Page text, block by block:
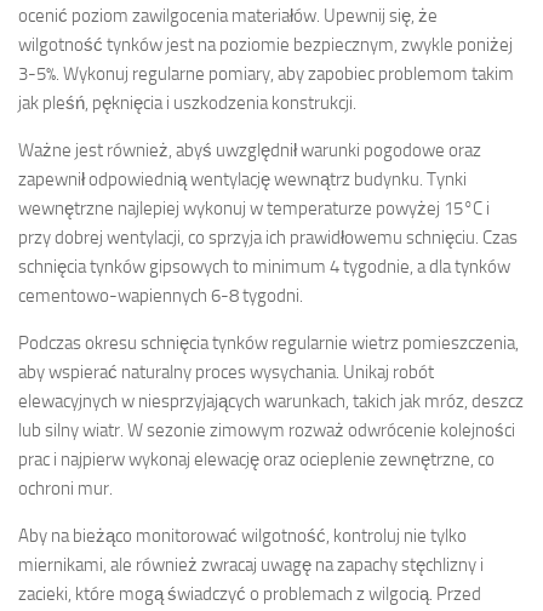
ocenić poziom zawilgocenia materiałów. Upewnij się, że
wilgotność tynków jest na poziomie bezpiecznym, zwykle poniżej
3-5%. Wykonuj regularne pomiary, aby zapobiec problemom takim
jak pleśń, pęknięcia i uszkodzenia konstrukcji.
Ważne jest również, abyś uwzględnił warunki pogodowe oraz
zapewnił odpowiednią wentylację wewnątrz budynku. Tynki
wewnętrzne najlepiej wykonuj w temperaturze powyżej 15°C i
przy dobrej wentylacji, co sprzyja ich prawidłowemu schnięciu. Czas
schnięcia tynków gipsowych to minimum 4 tygodnie, a dla tynków
cementowo-wapiennych 6-8 tygodni.
Podczas okresu schnięcia tynków regularnie wietrz pomieszczenia,
aby wspierać naturalny proces wysychania. Unikaj robót
elewacyjnych w niesprzyjających warunkach, takich jak mróz, deszcz
lub silny wiatr. W sezonie zimowym rozważ odwrócenie kolejności
prac i najpierw wykonaj elewację oraz ocieplenie zewnętrzne, co
ochroni mur.
Aby na bieżąco monitorować wilgotność, kontroluj nie tylko
miernikami, ale również zwracaj uwagę na zapachy stęchlizny i
zacieki, które mogą świadczyć o problemach z wilgocią. Przed